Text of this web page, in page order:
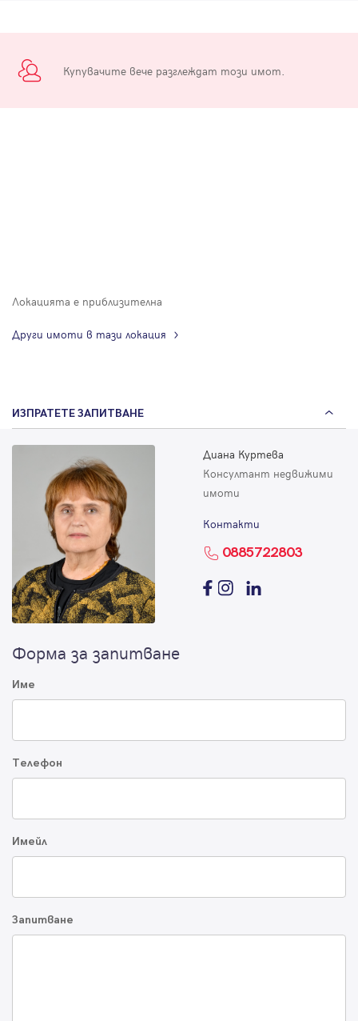
Купувачите вече разглеждат този имот.
Локацията е приблизителна
Други имоти в тази локация
ИЗПРАТЕТЕ ЗАПИТВАНЕ
Диана Куртева
Консултант недвижими
имоти
Контакти
0885722803
Форма за запитване
Име
Телефон
Имейл
Запитване